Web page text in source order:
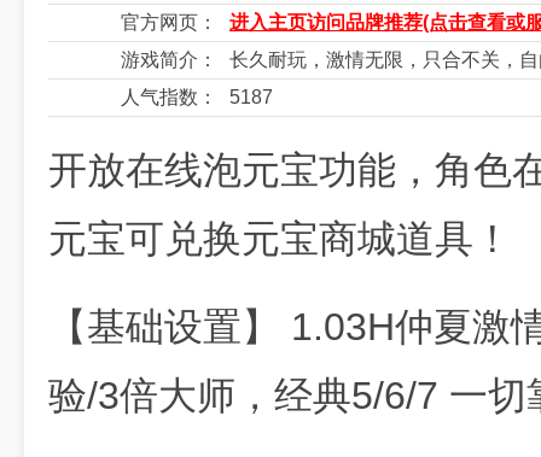
官方网页：
进入主页访问品牌推荐(点击查看或
游戏简介：
长久耐玩，激情无限，只合不关，
人气指数：
5187
开放在线泡元宝功能，角色
元宝可兑换元宝商城道具！
【基础设置】 1.03H仲夏激
验/3倍大师，经典5/6/7 一